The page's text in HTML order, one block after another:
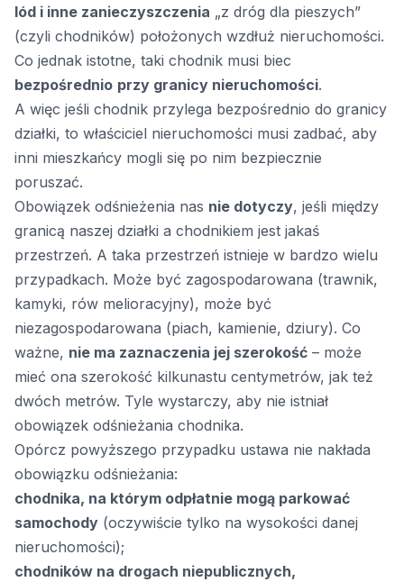
lód i inne zanieczyszczenia „z dróg dla pieszych”
(czyli chodników) położonych wzdłuż nieruchomości.
Co jednak istotne, taki chodnik musi biec
bezpośrednio przy granicy nieruchomości.
A więc jeśli chodnik przylega bezpośrednio do granicy
działki, to właściciel nieruchomości musi zadbać, aby
inni mieszkańcy mogli się po nim bezpiecznie
poruszać.
Obowiązek odśnieżenia nas nie dotyczy, jeśli między
granicą naszej działki a chodnikiem jest jakaś
przestrzeń. A taka przestrzeń istnieje w bardzo wielu
przypadkach. Może być zagospodarowana (trawnik,
kamyki, rów melioracyjny), może być
niezagospodarowana (piach, kamienie, dziury). Co
ważne, nie ma zaznaczenia jej szerokość – może
mieć ona szerokość kilkunastu centymetrów, jak też
dwóch metrów. Tyle wystarczy, aby nie istniał
obowiązek odśnieżania chodnika.
Opórcz powyższego przypadku ustawa nie nakłada
obowiązku odśnieżania:
chodnika, na którym odpłatnie mogą parkować
samochody (oczywiście tylko na wysokości danej
nieruchomości);
chodników na drogach niepublicznych,